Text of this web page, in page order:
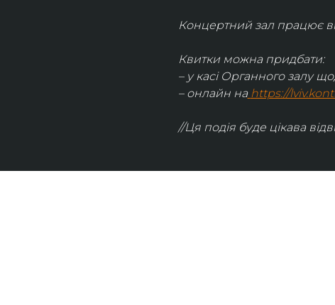
Концертний зал працює
Квитки можна придбати:
– у касі Органного залу
– онлайн на https://
//Ця подія буде цікава